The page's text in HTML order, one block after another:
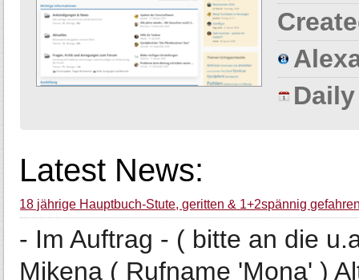
Latest News:
18 jährige Hauptbuch-Stute, geritten & 1+2spännig
- Im Auftrag - ( bitte an die
Mikena ( Rufname 'Mona' )